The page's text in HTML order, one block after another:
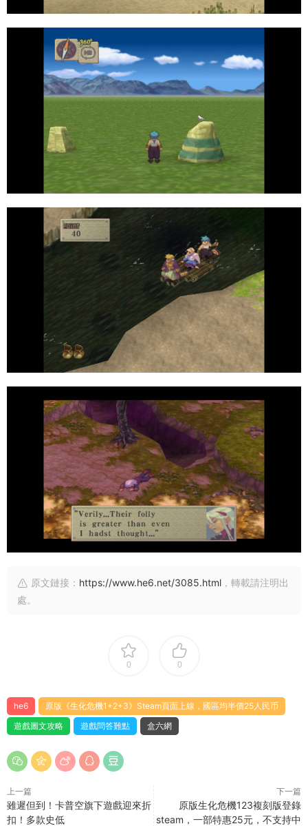
原文鏈接： https://www.he6.net/3085.html ，轉載請注明出
處。
0 0
he6
原版《生化危機1+2+3》Steam頁面上線，國區均半價25人民币
遊戲圖文攻略
遊戲問答難點 盒六網
上一篇
雖遲但到！卡普空旗下遊戲迎來折
扣！多款史低
下一篇
原版生化危機123複刻版登錄
steam，一部特惠25元，不支持中